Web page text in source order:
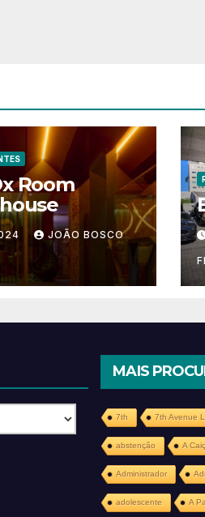
Room
JOÃO BOSCO
MAIS
7th 7th Avenue
abstenção A
Administrador
adolescente A